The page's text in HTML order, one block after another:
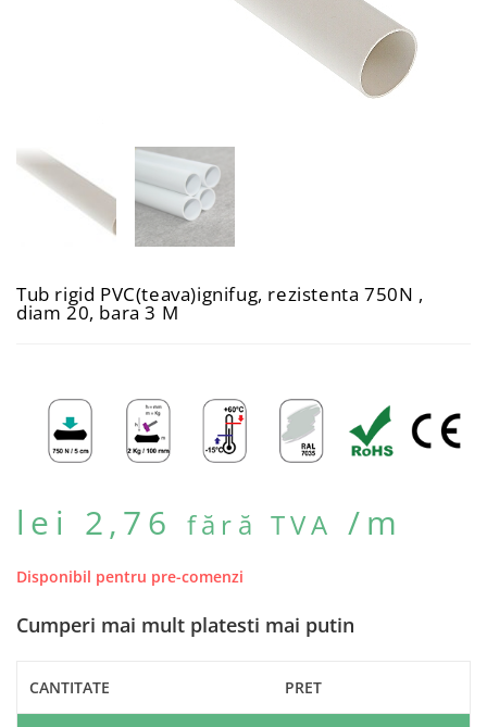
Tub rigid PVC(teava)ignifug, rezistenta 750N ,
diam 20, bara 3 M
lei 2,76 fără TVA /m
Disponibil pentru pre-comenzi
Cumperi mai mult platesti mai putin
CANTITATE PRET